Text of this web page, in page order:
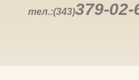
тел.:(343)379-02-